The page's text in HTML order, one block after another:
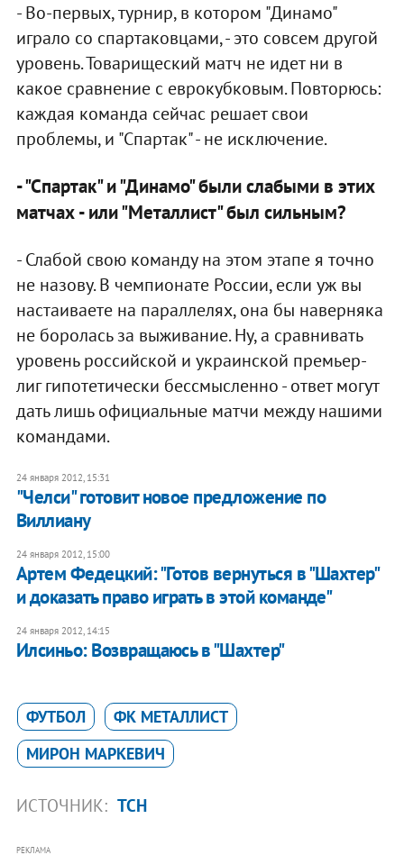
- Во-первых, турнир, в котором "Динамо"
играло со спартаковцами, - это совсем другой
уровень. Товарищеский матч не идет ни в
какое сравнение с еврокубковым. Повторюсь:
каждая команда сейчас решает свои
проблемы, и "Спартак" - не исключение.
- "Спартак" и "Динамо" были слабыми в этих
матчах - или "Металлист" был сильным?
- Слабой свою команду на этом этапе я точно
не назову. В чемпионате России, если уж вы
настаиваете на параллелях, она бы наверняка
не боролась за выживание. Ну, а сравнивать
уровень российской и украинской премьер-
лиг гипотетически бессмысленно - ответ могут
дать лишь официальные матчи между нашими
командами.
24 января 2012, 15:31
"Челси" готовит новое предложение по
Виллиану
24 января 2012, 15:00
Артем Федецкий: "Готов вернуться в "Шахтер"
и доказать право играть в этой команде"
24 января 2012, 14:15
Илсиньо: Возвращаюсь в "Шахтер"
ФУТБОЛ
ФК МЕТАЛЛИСТ
МИРОН МАРКЕВИЧ
ИСТОЧНИК: ТСН
РЕКЛАМА